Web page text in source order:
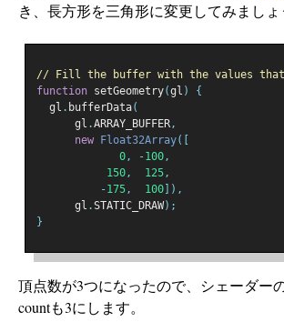
き、長方形を三角形に変更してみましょ
// Fill the buffer with the values
function setGeometry(gl )
{
  gl
. bufferData(
      gl
.ARRAY_BUFFER,
new
Float32Array([
0, -100,
150, 125,
-175, 100 ]),
      gl
.STATIC_DRAW);
}
頂点数が3つになったので、シェーダー
countも3にします。